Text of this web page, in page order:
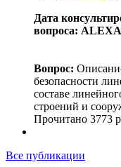
Дата
вопроса:
Вопрос:
безопасности
составе
строений и
Прочитано 3773
Все публикации